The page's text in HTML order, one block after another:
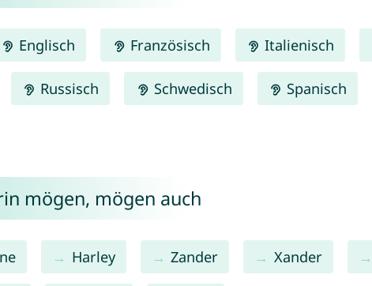
Englisch Französisch Italienisch
Russisch Schwedisch Spanisch
mögen, mögen auch
Harley Zander Xander